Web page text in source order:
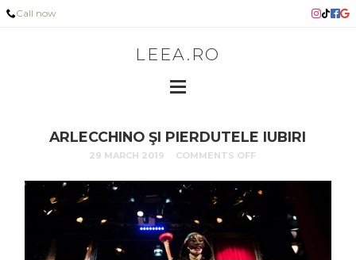
Call now
LEEA.RO
ARLECCHINO ŞI PIERDUTELE IUBIRI
29 MARCH 2019 COMMENTS OFF